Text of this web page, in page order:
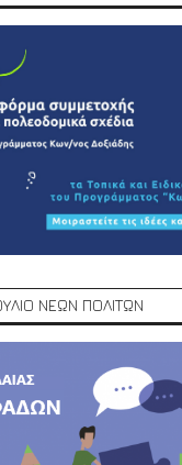
ΝΕΩΝ ΠΟΛΙΤΩΝ